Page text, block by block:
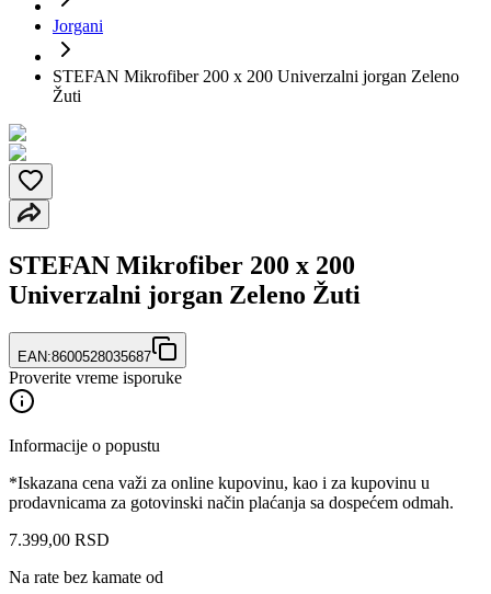
Jorgani
STEFAN Mikrofiber 200 x 200 Univerzalni jorgan Zeleno
Žuti
STEFAN Mikrofiber 200 x 200
Univerzalni jorgan Zeleno Žuti
EAN:8600528035687
Proverite vreme isporuke
Informacije o popustu
*Iskazana cena važi za online kupovinu, kao i za kupovinu u
prodavnicama za gotovinski način plaćanja sa dospećem odmah.
7.399,00 RSD
Na rate bez kamate od